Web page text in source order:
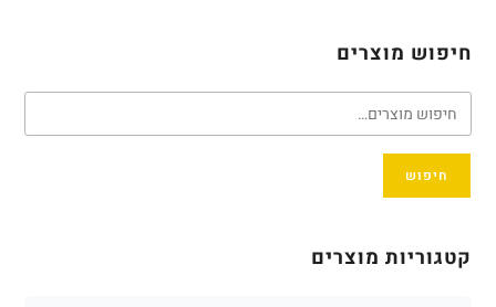
חיפוש מוצרים
חיפוש
קטגוריות מוצרים